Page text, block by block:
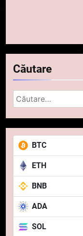
Căutare
Caută
după:
BTC
ETH
BNB
ADA
SOL
6